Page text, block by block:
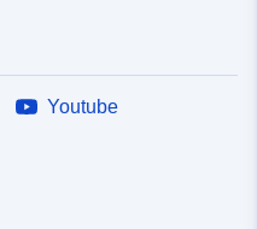
Youtube